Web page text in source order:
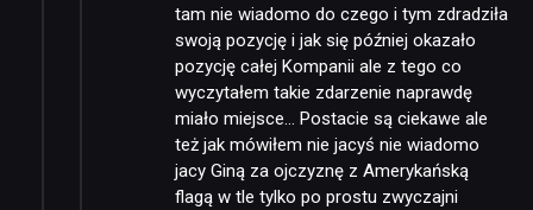
tam nie wiadomo do czego i tym zdradziła
swoją pozycję i jak się później okazało
pozycję całej Kompanii ale z tego co
wyczytałem takie zdarzenie naprawdę
miało miejsce… Postacie są ciekawe ale
też jak mówiłem nie jacyś nie wiadomo
jacy Giną za ojczyznę z Amerykańską
flagą w tle tylko po prostu zwyczajni